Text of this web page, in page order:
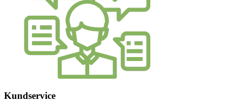
Kundservice